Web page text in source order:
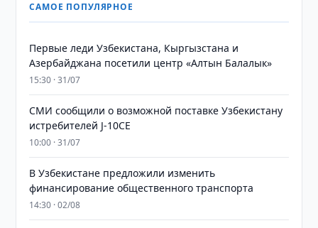
САМОЕ ПОПУЛЯРНОЕ
Первые леди Узбекистана, Кыргызстана и
Азербайджана посетили центр «Алтын Балалык»
15:30 · 31/07
СМИ сообщили о возможной поставке Узбекистану
истребителей J-10CE
10:00 · 31/07
В Узбекистане предложили изменить
финансирование общественного транспорта
14:30 · 02/08